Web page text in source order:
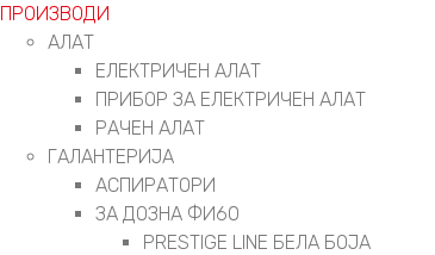
ПРОИЗВОДИ
АЛАТ
ЕЛЕКТРИЧЕН АЛАТ
ПРИБОР ЗА ЕЛЕКТРИЧЕН АЛАТ
РАЧЕН АЛАТ
ГАЛАНТЕРИЈА
АСПИРАТОРИ
ЗА ДОЗНА ФИ60
PRESTIGE LINE БЕЛА БОЈА